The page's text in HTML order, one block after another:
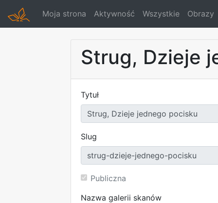
Moja strona Aktywność Wszystkie Obrazy
Strug, Dzieje
Tytuł
Slug
Publiczna
Nazwa galerii skanów